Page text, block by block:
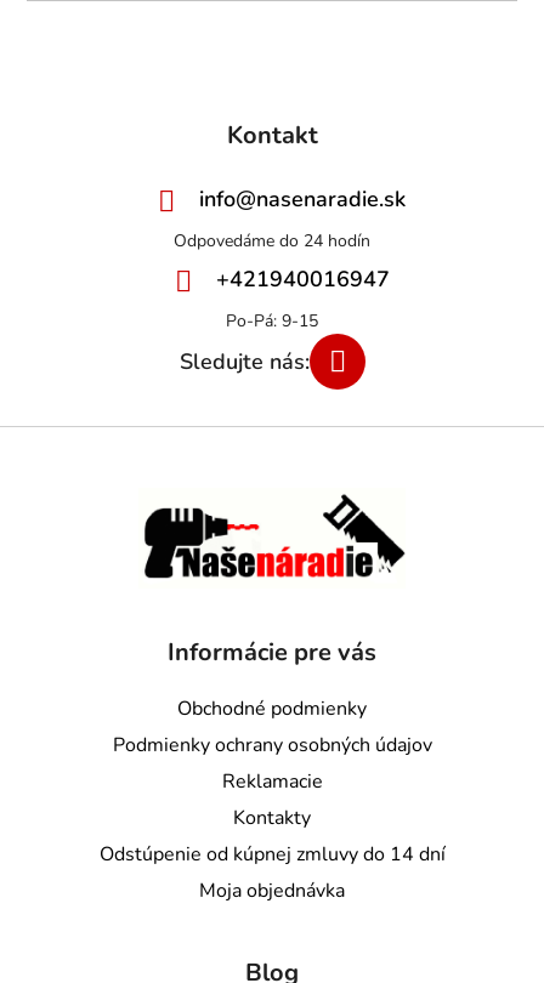
Kontakt
info@nasenaradie.sk
+421940016947
Informácie pre vás
Obchodné podmienky
Podmienky ochrany osobných údajov
Reklamacie
Kontakty
Odstúpenie od kúpnej zmluvy do 14 dní
Moja objednávka
Blog